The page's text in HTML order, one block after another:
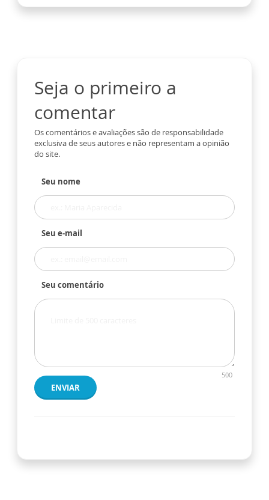
Seja o primeiro a
comentar
Os comentários e avaliações são de responsabilidade
exclusiva de seus autores e não representam a opinião
do site.
Seu nome
Seu e-mail
Seu comentário
500
ENVIAR